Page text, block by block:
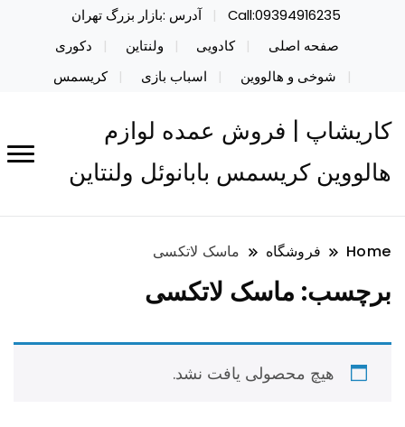
Call:09394916235
آدرس :بازار بزرگ تهران
صفحه اصلی
کادویی ولنتاین
دکوری
شوخی و هالووین
اسباب بازی کریسمس
کاریشاپ | فروش عمده لوازم
هالووین کریسمس بابانوئل ولنتاین
Home فروشگاه ماسک لاتکسی
برچسب: ماسک لاتکسی
هیچ محصولی یافت نشد.